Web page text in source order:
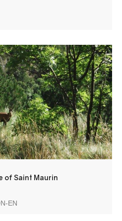
the Gorges du Verdon, the
is characterized by the
resulting from the
released by springs at
of Saint Maurin
EN